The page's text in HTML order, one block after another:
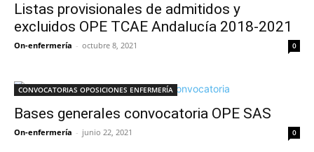
Listas provisionales de admitidos y
excluidos OPE TCAE Andalucía 2018-2021
On-enfermería - octubre 8, 2021 0
CONVOCATORIAS OPOSICIONES ENFERMERÍA
Bases generales convocatoria OPE SAS
On-enfermería - junio 22, 2021 0